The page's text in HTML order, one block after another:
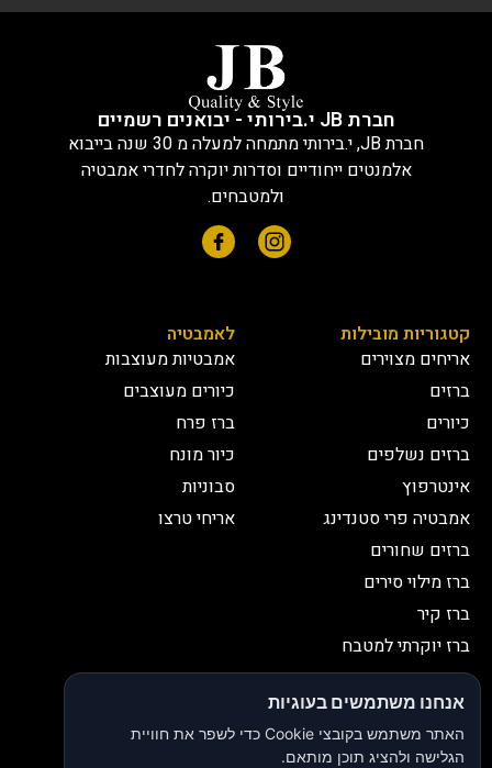
חברת JB י.בירותי - יבואנים רשמיים
חברת JB, י.בירותי מתמחה למעלה מ 30 שנה בייבוא
אלמנטים ייחודיים וסדרות יוקרה לחדרי אמבטיה
ולמטבחים.
קטגוריות מובילות
אריחים מצוירים
ברזים
כיורים
ברזים נשלפים
אינטרפוץ
אמבטיה פרי סטנדינג
ברזים שחורים
ברז מילוי סירים
ברז קיר
ברז יוקרתי למטבח
לאמבטיה
אמבטיות מעוצבות
כיורים מעוצבים
ברז פרח
כיור מונח
סבוניות
אריחי טרצו
יצירת קשר
03-9335335
052-2653038
sbeiruty@gmail.com
אנחנו משתמשים בעוגיות
האתר משתמש בקובצי Cookie כדי לשפר את חוויית
הגלישה ולהציג תוכן מותאם.